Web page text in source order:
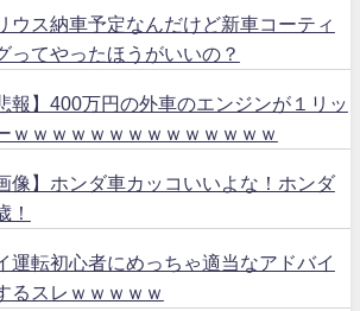
ウス納車予定なんだけど新車コーティ
ってやったほうがいいの？
報】400万円の外車のエンジンが１リッ
ｗｗｗｗｗｗｗｗｗｗｗｗｗｗ
像】ホンダ車カッコいいよな！ホンダ
！
運転初心者にめっちゃ適当なアドバイ
るスレｗｗｗｗｗ